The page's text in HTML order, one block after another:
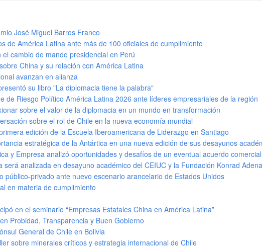
José Miguel Barros Franco
de América Latina ante más de 100 oficiales de cumplimiento
cambio de mando presidencial en Perú
China y su relación con América Latina
avanzan en alianza
su libro "La diplomacia tiene la palabra"
de Riesgo Político América Latina 2026 ante líderes empresariales de la región
sobre el valor de la diplomacia en un mundo en transformación
sobre el rol de Chile en la nueva economía mundial
edición de la Escuela Iberoamericana de Liderazgo en Santiago
estratégica de la Antártica en una nueva edición de sus desayunos
y Empresa analizó oportunidades y desafíos de un eventual acuerdo
será analizada en desayuno académico del CEIUC y la Fundación Konrad
público-privado ante nuevo escenario arancelario de Estados Unidos
en materia de cumplimiento
en el seminario “Empresas Estatales China en América Latina”
Probidad, Transparencia y Buen Gobierno
General de Chile en Bolivia
sobre minerales críticos y estrategia internacional de Chile